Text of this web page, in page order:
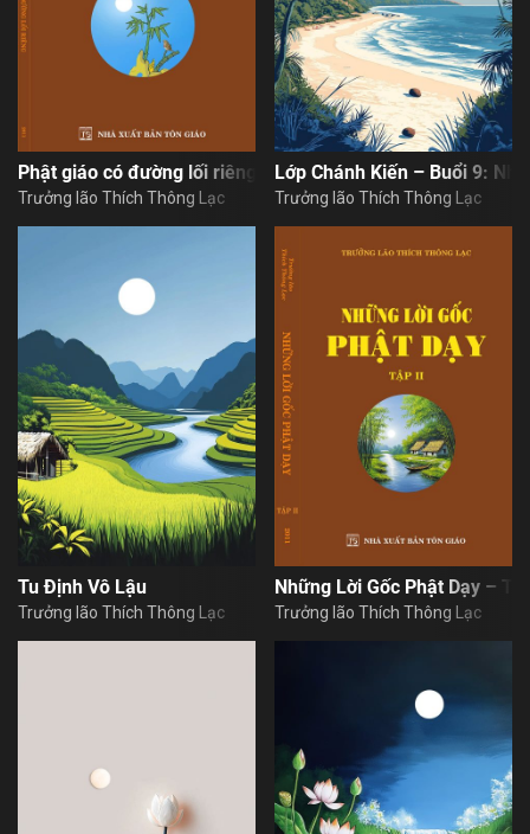
Phật giáo có đường lối riêng
Trưởng lão Thích Thông Lạc
Lớp Chánh Kiến – Buổi 9:
Trưởng lão Thích Thông Lạc
Tu Định Vô Lậu
Trưởng lão Thích Thông Lạc
Những Lời Gốc Phật Dạy –
Trưởng lão Thích Thông Lạc
ĐĂNG KÝ
Nhấn vào nút “đăng ký” khẳng định bạn đã đọc và đồng ý với
Nội Quy Sử Dụng Website
Đăng ký nhận tin bài qua email
đăng ký thành công
TIẾP TỤC
Trở lại
Đăng nhập
Sign in